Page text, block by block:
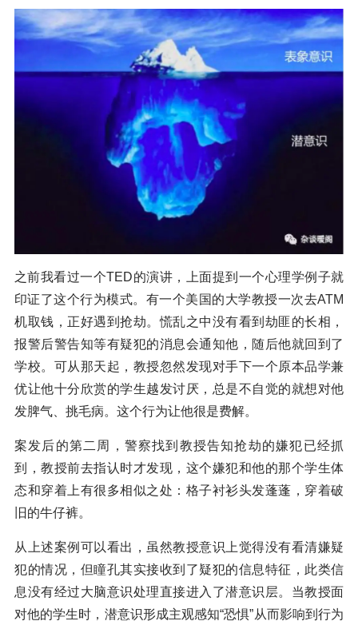
之前我看过一个TED的演讲，上面提到一个心理学例子就
印证了这个行为模式。有一个美国的大学教授一次去ATM
机取钱，正好遇到抢劫。慌乱之中没有看到劫匪的长相，
报警后警告知等有疑犯的消息会通知他，随后他就回到了
学校。可从那天起，教授忽然发现对手下一个原本品学兼
优让他十分欣赏的学生越发讨厌，总是不自觉的就想对他
发脾气、挑毛病。这个行为让他很是费解。
案发后的第二周，警察找到教授告知抢劫的嫌犯已经抓
到，教授前去指认时才发现，这个嫌犯和他的那个学生体
态和穿着上有很多相似之处：格子衬衫头发蓬蓬，穿着破
旧的牛仔裤。
从上述案例可以看出，虽然教授意识上觉得没有看清嫌疑
犯的情况，但瞳孔其实接收到了疑犯的信息特征，此类信
息没有经过大脑意识处理直接进入了潜意识层。当教授面
对他的学生时，潜意识形成主观感知“恐惧”从而影响到行为